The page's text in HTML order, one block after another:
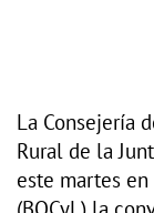
La Consejería
Rural de la
este martes